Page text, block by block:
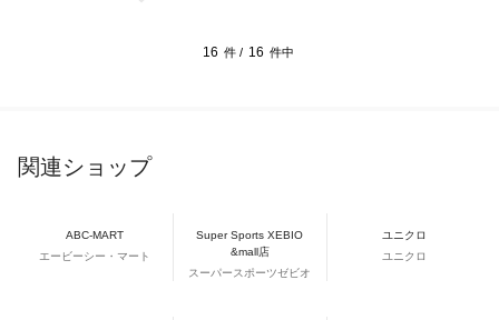
16 件 / 16 件中
関連ショップ
ABC-MART
エービーシー・マート
Super Sports XEBIO
&mall店
スーパースポーツゼビオ
ユニクロ
ユニクロ